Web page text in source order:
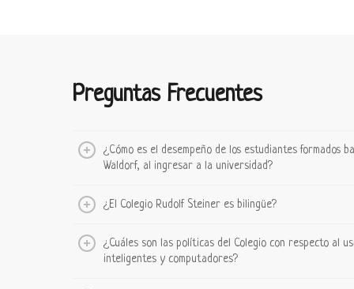
Preguntas Frecuentes
¿Cómo es el desempeño de los estudiantes formados
Waldorf, al ingresar a la universidad?
¿El Colegio Rudolf Steiner es bilingüe?
¿Cuáles son las políticas del Colegio con respecto al
inteligentes y computadores?